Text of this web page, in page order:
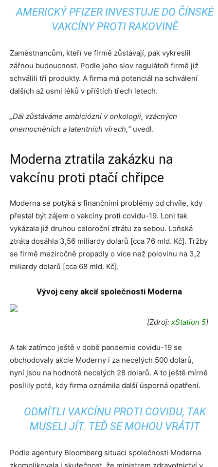
AMERICKÝ PFIZER INVESTUJE DO ČÍNSKÉ
VAKCÍNY PROTI RAKOVINĚ
Zaměstnancům, kteří ve firmě zůstávají, pak vykreslil
zářnou budoucnost. Podle jeho slov regulátoři firmě již
schválili tři produkty. A firma má potenciál na schválení
dalších až osmi léků v příštích třech letech.
„Dál zůstáváme ambiciózní v onkologii, vzácných
onemocněních a latentních virech,“uvedl.
Moderna ztratila zakázku na
vakcínu proti ptačí chřipce
Moderna se potýká s finančními problémy od chvíle, kdy
přestal být zájem o vakcíny proti covidu-19. Loni tak
vykázala již druhou celoroční ztrátu za sebou. Loňská
ztráta dosáhla 3,56 miliardy dolarů [cca 76 mld. Kč]. Tržby
se firmě meziročně propadly o více než polovinu na 3,2
miliardy dolarů [cca 68 mld. Kč].
Vývoj ceny akcií společnosti Moderna
[Zdroj: xStation 5]
A tak zatímco ještě v době pandemie covidu-19 se
obchodovaly akcie Moderny i za necelých 500 dolarů,
nyní jsou na hodnotě necelých 28 dolarů. A to ještě mírně
posílily poté, kdy firma oznámila další úsporná opatření.
ODMÍTLI VAKCÍNU PROTI COVIDU, TAK
MUSELI JÍT. TEĎ SE MOHOU VRÁTIT
Podle agentury Bloomberg situaci společnosti Moderna